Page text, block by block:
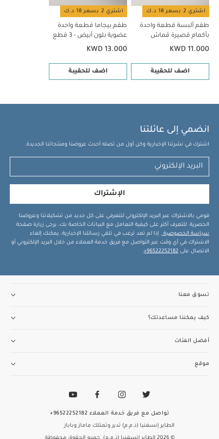
اشتري 2 بسعر 18 د.ك
طقم ألبسة قطعة واحدة
بأكمام قصيرة قماش
عضوي بلون أبيض - 5 قطع
KWD 11.000
اضف للحقيبة
اشتري 2 بسعر 18 د.ك
طقم بيجاما قطعة واحدة
عضوية بلون أبيض - 3 قطع
KWD 13.000
اضف للحقيبة
انضمي إلى عائلتنا
اشترك في نشرتنا الإخبارية وكن أول من تصله أحدث عروضنا ومنتجاتنا الجديدة.
الإشتراك
قومي بالاشتراك عبر البريد الإلكتروني لتتعرفي على كل جديد من تشكيلاتنا وعروضنا
الحصرية. للتعرف أكثر على كيفية التعامل مع البيانات الخاصة بك، يرجى زيارة صفحة
سياسة الخصوصية . إذا لم تعد ترغب في تلقي رسائلنا الإخبارية، يمكنك إلغاء
الاشتراك في أي وقت عبر التواصل مع فريق خدمة العملاء من خلال البريد الإلكتروني أو
الاتصال على 96522252182+
.
تسوق معنا
كيف يمكننا مساعدتك؟
أفضل الفئات
موقع
الطاير إنسغنيا (ذ.م.م) تدير وتمتلك ماماز وباباز
تواصل مع فريق خدمة العملاء 96522252182+